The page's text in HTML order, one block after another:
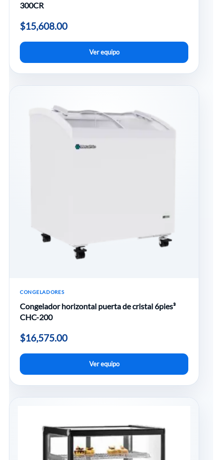
300CR
$15,608.00
Ver equipo
CONGELADORES
Congelador horizontal puerta de cristal 6pies³
CHC-200
$16,575.00
Ver equipo